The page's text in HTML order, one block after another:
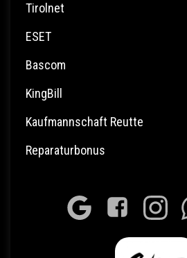
Tirolnet
ESET
Bascom
KingBill
Kaufmannschaft Reutte
Reparaturbonus